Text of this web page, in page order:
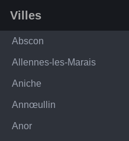
Villes
Abscon
Allennes-les-Marais
Aniche
Annœullin
Anor